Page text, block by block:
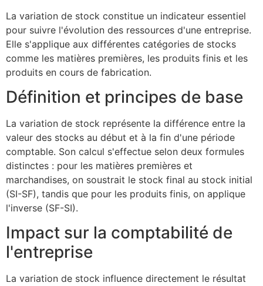
La variation de stock constitue un indicateur essentiel
pour suivre l'évolution des ressources d'une entreprise.
Elle s'applique aux différentes catégories de stocks
comme les matières premières, les produits finis et les
produits en cours de fabrication.
Définition et principes de base
La variation de stock représente la différence entre la
valeur des stocks au début et à la fin d'une période
comptable. Son calcul s'effectue selon deux formules
distinctes : pour les matières premières et
marchandises, on soustrait le stock final au stock initial
(SI-SF), tandis que pour les produits finis, on applique
l'inverse (SF-SI).
Impact sur la comptabilité de
l'entreprise
La variation de stock influence directement le résultat